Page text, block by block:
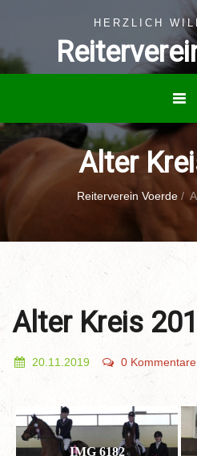
HERZLICH
Alter
Reiterverein Voerde /
Alter Kreis
20.11.2019 0 Kommentare
IMG 6182